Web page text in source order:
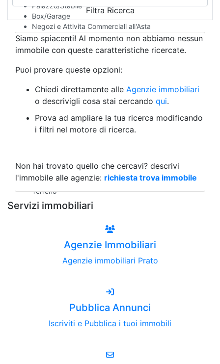
Palazzo/Stabile
Box/Garage
Negozi e Attivita Commerciali all'Asta
Qualsiasi
Attività/Licenza Commerciale
Azienda Agricola
Bar/Ristorante
Albergo
Laboratorio Artigianale
Negozio/locale commerciale
Agriturismo
Magazzini
Qualsiasi
Terreno edificabile
Terreno
Filtra Ricerca
Siamo spiacenti! Al momento non abbiamo nessun
immobile con queste caratteristiche ricercate.
Puoi provare queste opzioni:
Chiedi direttamente alle Agenzie immobiliari
o descrivigli cosa stai cercando qui.
Prova ad ampliare la tua ricerca modificando
i filtri nel motore di ricerca.
Non hai trovato quello che cercavi? descrivi
l'immobile alle agenzie: richiesta trova immobile
Servizi immobiliari
Agenzie Immobiliari
Agenzie immobiliari Prato
Pubblica Annunci
Iscriviti e Pubblica i tuoi immobili